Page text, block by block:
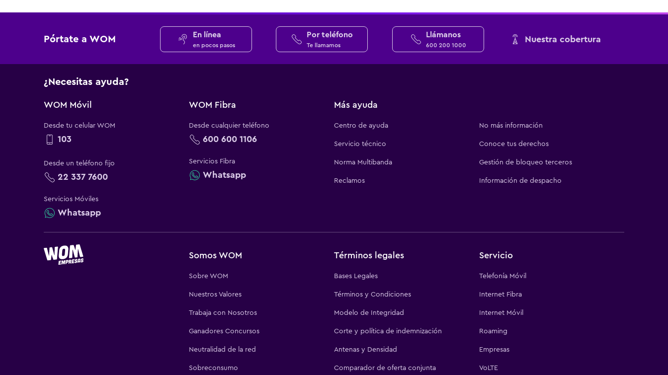
Pórtate a WOM En línea
en pocos pasos
Por teléfono
Te llamamos
Llámanos
600 200 1000 Nuestra cobertura
¿Necesitas ayuda?
WOM Móvil
Desde tu celular WOM
103
Desde un teléfono fijo
22 337 7600
Servicios Móviles
Whatsapp
WOM Fibra
Desde cualquier teléfono
600 600 1106
Servicios Fibra
Whatsapp
Más ayuda
Centro de ayuda
Servicio técnico
Norma Multibanda
Reclamos
No más información
Conoce tus derechos
Gestión de bloqueo terceros
Información de despacho
Somos WOM
Sobre WOM
Nuestros Valores
Trabaja con Nosotros
Ganadores Concursos
Neutralidad de la red
Sobreconsumo
Términos legales
Bases Legales
Términos y Condiciones
Modelo de Integridad
Corte y política de indemnización
Antenas y Densidad
Comparador de oferta conjunta
Servicio
Telefonía Móvil
Internet Fibra
Internet Móvil
Roaming
Empresas
VoLTE